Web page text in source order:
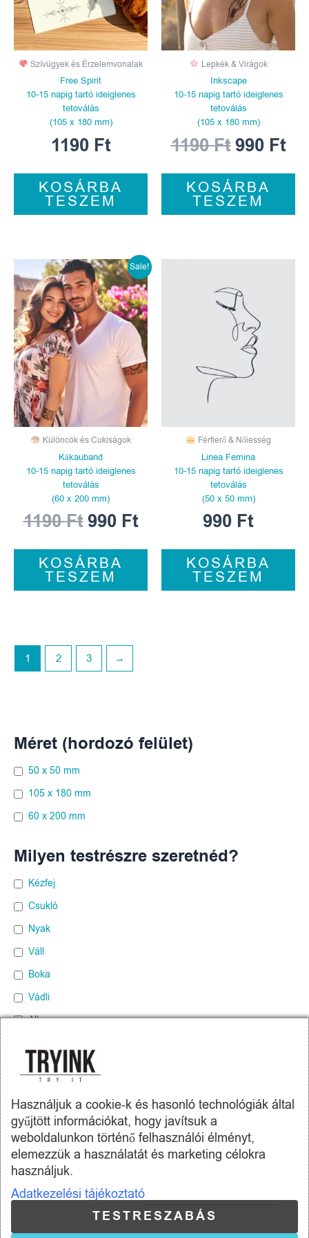
Méret (hordozó felület)
50 x 50 mm
105 x 180 mm
60 x 200 mm
Milyen testrészre szeretnéd?
Kézfej
Csukló
Nyak
Váll
Boka
Vádli
Alkar
Has
Mellkas
Dekoltázs
Fül mögé
Felkar
Gerinc mentén
Szívügyek és Érzelemvonalak
Free Spirit
10-15 napig tartó ideiglenes
tetoválás
(105 x 180 mm)
1190 Ft
KOSÁRBA
TESZEM
Lepkék & Virágok
Inkscape
10-15 napig tartó ideiglenes
tetoválás
(105 x 180 mm)
1190Ft990 Ft
KOSÁRBA
TESZEM
Sale!
Különcök és Cukiságok
Kākauband
10-15 napig tartó ideiglenes
tetoválás
(60 x 200 mm)
1190Ft
Original
price
was:
1190 Ft.
990 Ft
Current
price
is:
990 Ft.
KOSÁRBA
TESZEM
Férfierő & Nőiesség
Linea Femina
10-15 napig tartó ideiglenes
tetoválás
(50 x 50 mm)
990 Ft
KOSÁRBA
TESZEM
1 2 3 →
Tryink.hu -Skill Company Kft.
Az oldalon található termékképek illusztrációk.
A képeket igyekeztünk úgy elkészíteni, hogy azok a lehető
legnagyobb mértékben tükrözzék a valóságot és a termékek
Használjuk a cookie-k és hasonló technológiák által
gyűjtött információkat, hogy javítsuk a
weboldalunkon történő felhasználói élményt,
elemezzük a használatát és marketing célokra
használjuk.
Adatkezelési tájékoztató
TESTRESZABÁS